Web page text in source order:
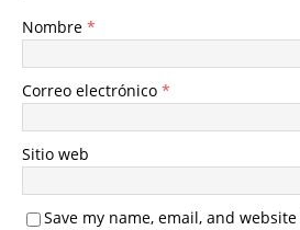
Nombre *
Correo electrónico *
Sitio web
Save my name, email, and